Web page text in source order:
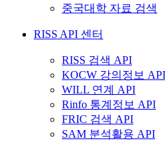
중국대학 자료 검색
RISS API 센터
RISS 검색 API
KOCW 강의정보 API
WILL 연계 API
Rinfo 통계정보 API
FRIC 검색 API
SAM 분석활용 API